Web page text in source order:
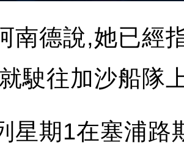
南德說,她已經
駛往加沙船隊
星期1在塞浦路